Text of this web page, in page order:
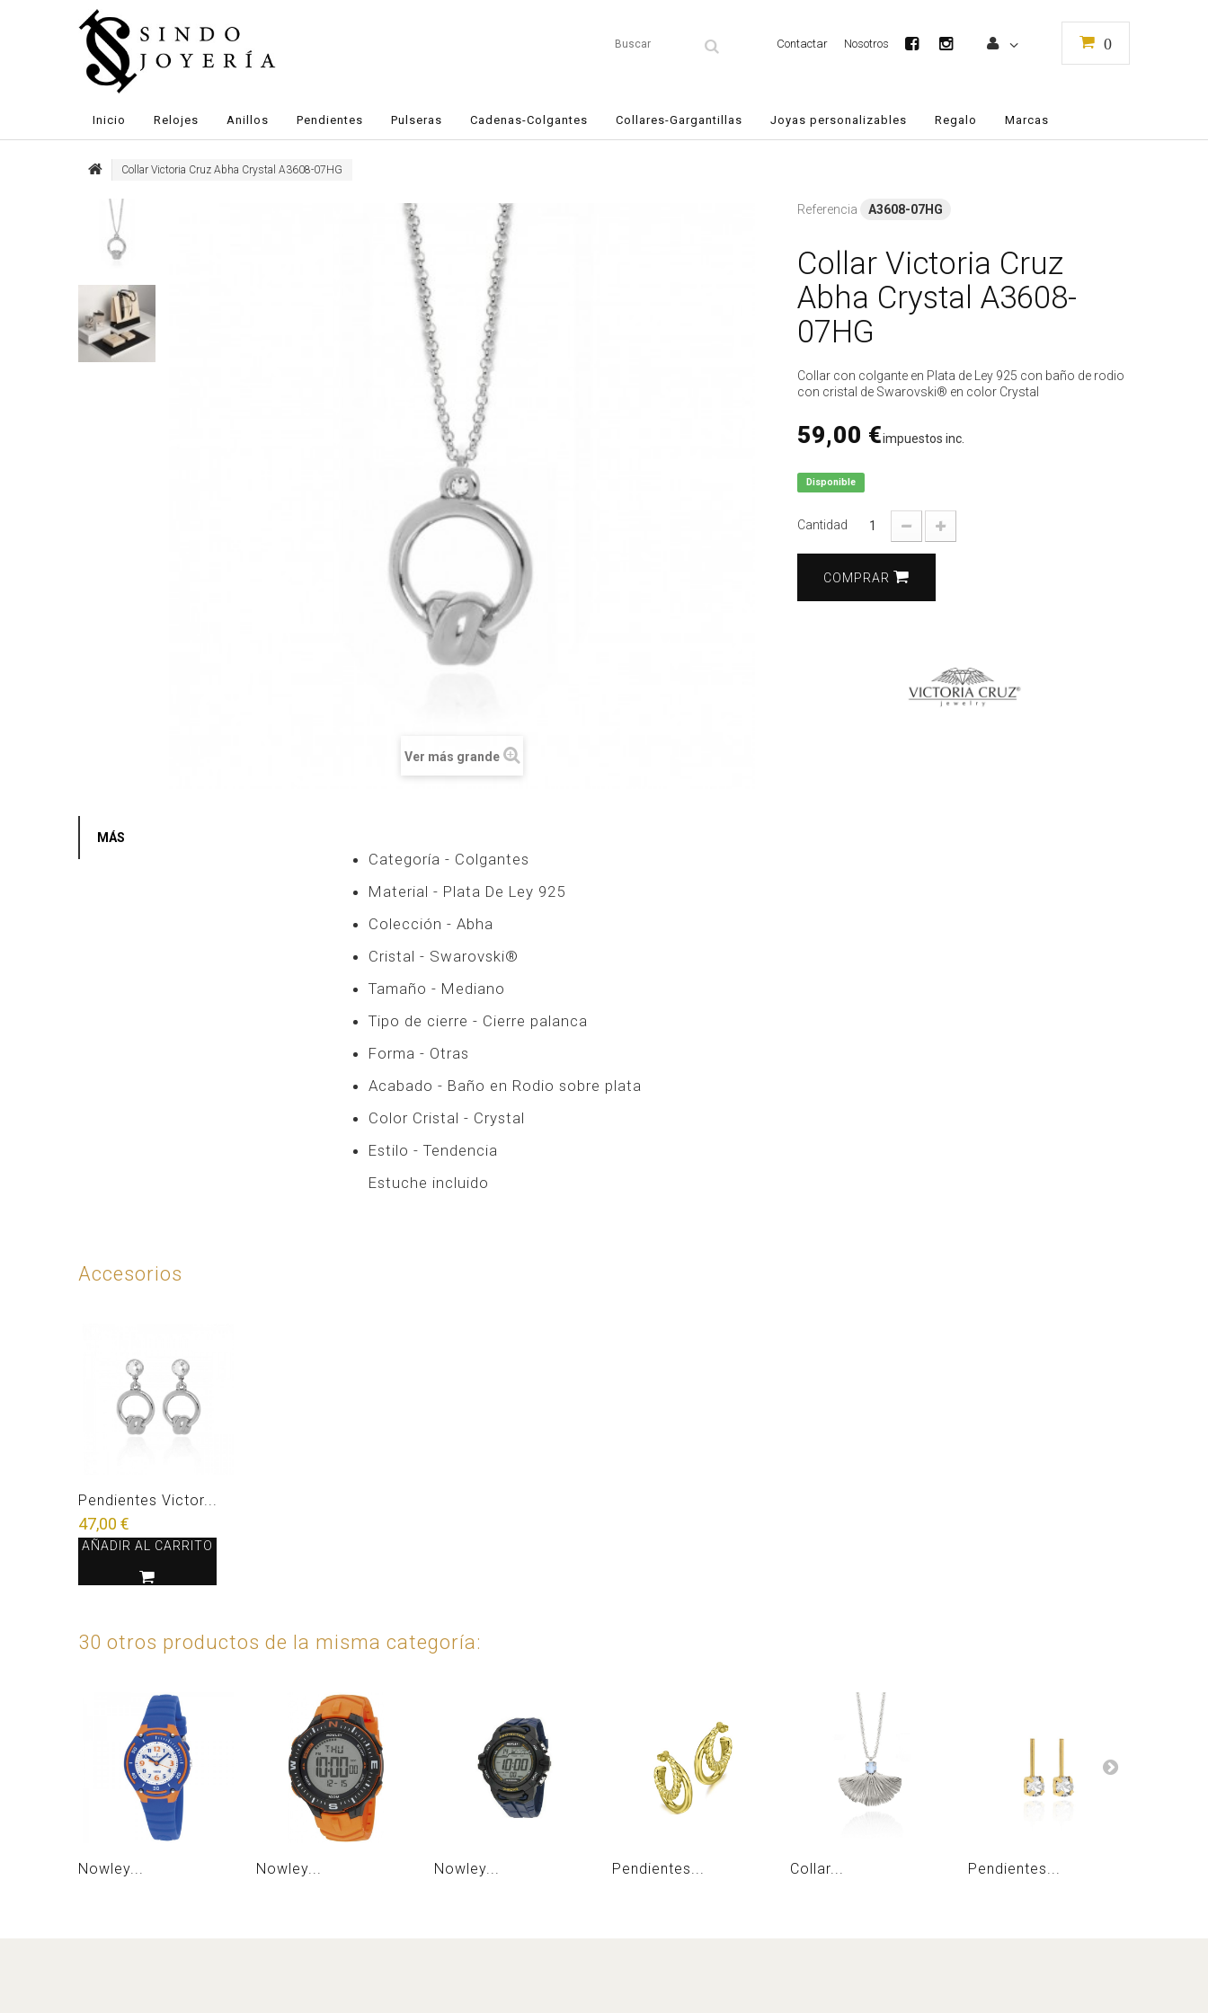
0
Nosotros
Contactar
Inicio Relojes Anillos Pendientes Pulseras Cadenas-Colgantes Collares-Gargantillas Joyas personalizables Regalo Marcas
Collar Victoria Cruz Abha Crystal A3608-07HG
Ver más grande
Referencia A3608-07HG
Collar Victoria Cruz
Abha Crystal A3608-
07HG
Collar con colgante en Plata de Ley 925 con baño de rodio
con cristal de Swarovski® en color Crystal
59,00 €impuestos inc.
Disponible
Cantidad
COMPRAR
MÁS
Categoría - Colgantes
Material - Plata De Ley 925
Colección - Abha
Cristal - Swarovski®
Tamaño - Mediano
Tipo de cierre - Cierre palanca
Forma - Otras
Acabado - Baño en Rodio sobre plata
Color Cristal - Crystal
Estilo - Tendencia
Estuche incluido
Accesorios
Pendientes Victor...
47,00 €
AÑADIR AL CARRITO
30 otros productos de la misma categoría:
Nowley... Nowley... Nowley... Pendientes... Collar... Pendientes...